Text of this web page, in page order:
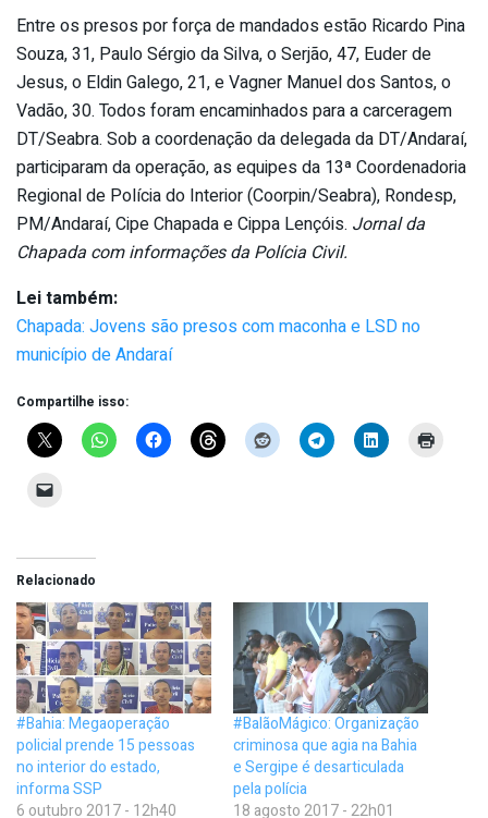
Entre os presos por força de mandados estão Ricardo Pina
Souza, 31, Paulo Sérgio da Silva, o Serjão, 47, Euder de
Jesus, o Eldin Galego, 21, e Vagner Manuel dos Santos, o
Vadão, 30. Todos foram encaminhados para a carceragem
DT/Seabra. Sob a coordenação da delegada da DT/Andaraí,
participaram da operação, as equipes da 13ª Coordenadoria
Regional de Polícia do Interior (Coorpin/Seabra), Rondesp,
PM/Andaraí, Cipe Chapada e Cippa Lençóis. Jornal da
Chapada com informações da Polícia Civil.
Lei também:
Chapada: Jovens são presos com maconha e LSD no
município de Andaraí
Compartilhe isso:
Relacionado
#Bahia: Megaoperação
policial prende 15 pessoas
no interior do estado,
informa SSP
6 outubro 2017 - 12h40
#BalãoMágico: Organização
criminosa que agia na Bahia
e Sergipe é desarticulada
pela polícia
18 agosto 2017 - 22h01